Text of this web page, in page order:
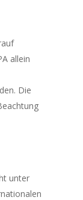
allein
Die
unter